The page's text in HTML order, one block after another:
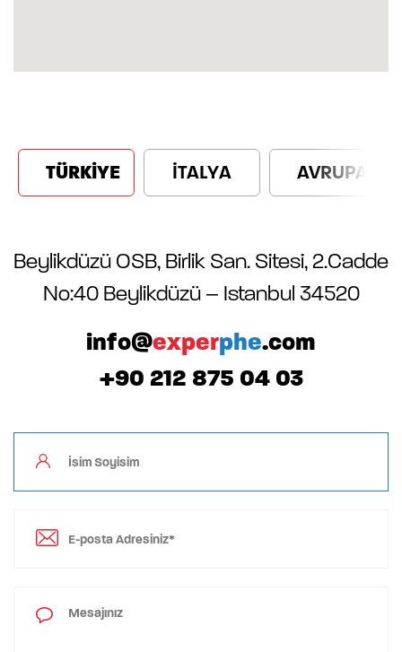
TÜRKİYE İTALYA AVRUPA
Beylikdüzü OSB, Birlik San. Sitesi, 2.Cadde
No:40 Beylikdüzü – Istanbul 34520
info@experphe.com
+90 212 875 04 03